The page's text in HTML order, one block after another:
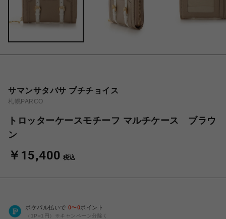
サマンサタバサ プチチョイス
札幌PARCO
トロッターケースモチーフ マルチケース ブラウ
ン
￥15,400 税込
ポケパル払いで 0〜0ポイント
（1P=1円）※キャンペーン分除く